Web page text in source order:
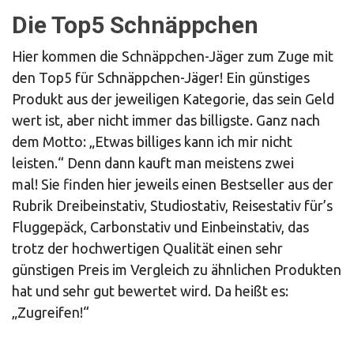
Die Top5 Schnäppchen
Hier kommen die Schnäppchen-Jäger zum Zuge mit
den Top5 für Schnäppchen-Jäger! Ein günstiges
Produkt aus der jeweiligen Kategorie, das sein Geld
wert ist, aber nicht immer das billigste. Ganz nach
dem Motto: „Etwas billiges kann ich mir nicht
leisten.“ Denn dann kauft man meistens zwei
mal! Sie finden hier jeweils einen Bestseller aus der
Rubrik Dreibeinstativ, Studiostativ, Reisestativ für’s
Fluggepäck, Carbonstativ und Einbeinstativ, das
trotz der hochwertigen Qualität einen sehr
günstigen Preis im Vergleich zu ähnlichen Produkten
hat und sehr gut bewertet wird. Da heißt es:
„Zugreifen!“